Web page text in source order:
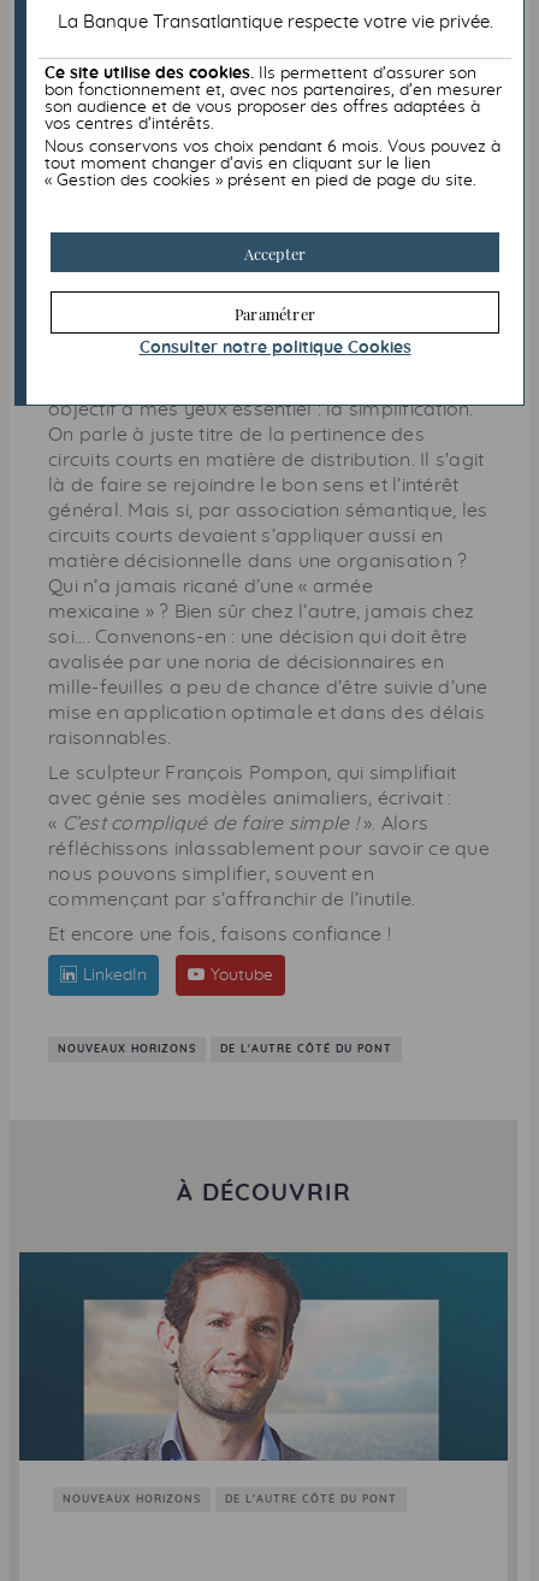
tâche indigne. Mais parce que, précisément,
c’est rendre sa dignité à son collaborateur ou à
sa collaboratrice que l’aider et l’encourager à
se surpasser, en faisant preuve d'esprit de
décision. En quelque sorte, faire confiance pour
faire grandir la confiance et ainsi faire grandir
par la confiance.
S'affranchir de l'inutile et
rechercher la simplicité
La subsidiarité est aussi un précieux
objectif à mes yeux essentiel : la simplification.
On parle à juste titre de la pertinence des
circuits courts en matière de distribution. Il s'agit
là de faire se rejoindre le bon sens et l’intérêt
général. Mais si, par association sémantique, les
circuits courts devaient s’appliquer aussi en
matière décisionnelle dans une organisation ?
Qui n’a jamais ricané d’une « armée
mexicaine » ? Bien sûr chez l’autre, jamais chez
soi.... Convenons-en : une décision qui doit être
avalisée par une noria de décisionnaires en
mille-feuilles a peu de chance d’être suivie d’une
mise en application optimale et dans des délais
raisonnables.
Le sculpteur François Pompon, qui simplifiait
avec génie ses modèles animaliers, écrivait :
« C’est compliqué de faire simple !». Alors
réfléchissons inlassablement pour savoir ce que
nous pouvons simplifier, souvent en
commençant par s’affranchir de l’inutile.
Et encore une fois, faisons confiance !
LinkedIn Youtube
NOUVEAUX HORIZONS DE L'AUTRE CÔTÉ DU PONT
À DÉCOUVRIR
NOUVEAUX HORIZONS DE L'AUTRE CÔTÉ DU PONT
La Banque Transatlantique respecte votre vie privée.
Ce site utilise des cookies.
Ils permettent d’assurer son
bon fonctionnement et, avec nos partenaires, d’en mesurer
son audience et de vous proposer des offres adaptées à
vos centres d’intérêts.
Nous conservons vos choix pendant 6 mois. Vous pouvez à
tout moment changer d’avis en cliquant sur le lien
« Gestion des cookies » présent en pied de page du site.
Accepter
Paramétrer
Consulter notre politique Cookies